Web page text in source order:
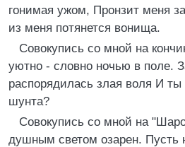
гонимая ужом, Пронзит меня
из меня потянется вонища.
Cовокупись со мной на
уютно - словно ночью в поле.
распорядилась злая воля И
шунта?
Cовокупись со мной на
душным светом озарен. Пусть